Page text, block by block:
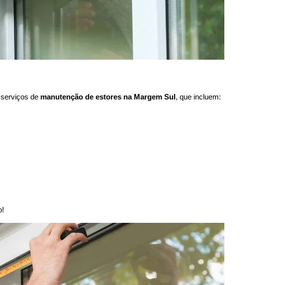
de manutenção de estores na Margem Sul, que incluem: